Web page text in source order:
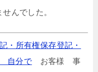
んでした。
・所有権保存登記・
自分でお客様 事